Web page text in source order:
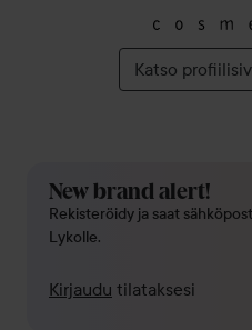
Katso
New brand alert!
Rekisteröidy ja saat
Lykolle.
Kirjaudu tilataksesi